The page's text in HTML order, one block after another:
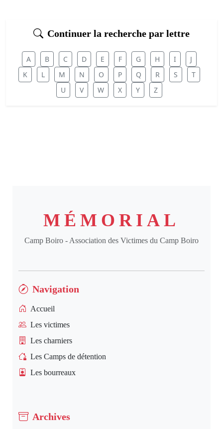
Continuer la recherche par lettre
A B C D E F G H I
J
K
L M N O P Q R S
T
U
V W X Y Z
MÉMORIAL
Camp Boiro - Association des Victimes du Camp Boiro
Navigation
Accueil
Les victimes
Les charniers
Les Camps de détention
Les bourreaux
Archives